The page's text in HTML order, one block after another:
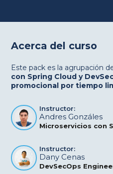
Acerca del curso
Este pack es la agrupación
con Spring Cloud y
promocional por tiempo
Instructor:
Andres Gonzáles
Microservicios con
Instructor:
Dany Cenas
DevSecOps